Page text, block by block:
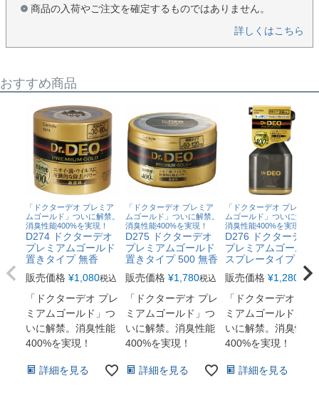
商品の入荷やご注文を確定するものではありません。
詳しくはこちら
おすすめ商品
「ドクターデオ プレミア
ムゴールド」ついに解禁。
消臭性能400%を実現！
D274 ドクターデオ
プレミアムゴールド
置きタイプ 無香
販売価格 ¥1,080税込
「ドクターデオ プレ
ミアムゴールド」つ
いに解禁。消臭性能
400%を実現！
詳細を見る
「ドクターデオ プレミア
ムゴールド」ついに解禁。
消臭性能400%を実現！
D275 ドクターデオ
プレミアムゴールド
置きタイプ 500 無香
販売価格 ¥1,780税込
「ドクターデオ プレ
ミアムゴールド」つ
いに解禁。消臭性能
400%を実現！
詳細を見る
「ドクターデオ プレミア
ムゴールド」ついに解禁。
消臭性能400%を実現！
D276 ドクターデオ
プレミアムゴールド
スプレータイプ 無香
販売価格 ¥1,280 税込
「ドクターデオ プレ
ミアムゴールド」つ
いに解禁。消臭性能
400%を実現！
詳細を見る